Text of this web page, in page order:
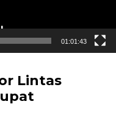
01:01:43
Lintas